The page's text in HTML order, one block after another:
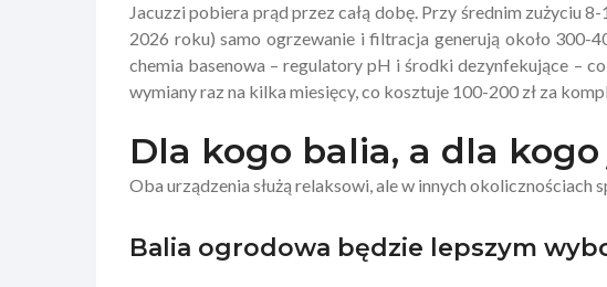
Jacuzzi pobiera prąd przez całą dobę. Przy średnim zużyciu
2026 roku) samo ogrzewanie i filtracja generują około 300-
chemia basenowa – regulatory pH i środki dezynfekujące –
wymiany raz na kilka miesięcy, co kosztuje 100-200 zł za
Dla kogo balia, a dla kogo
Oba urządzenia służą relaksowi, ale w innych
Balia ogrodowa będzie lepszym